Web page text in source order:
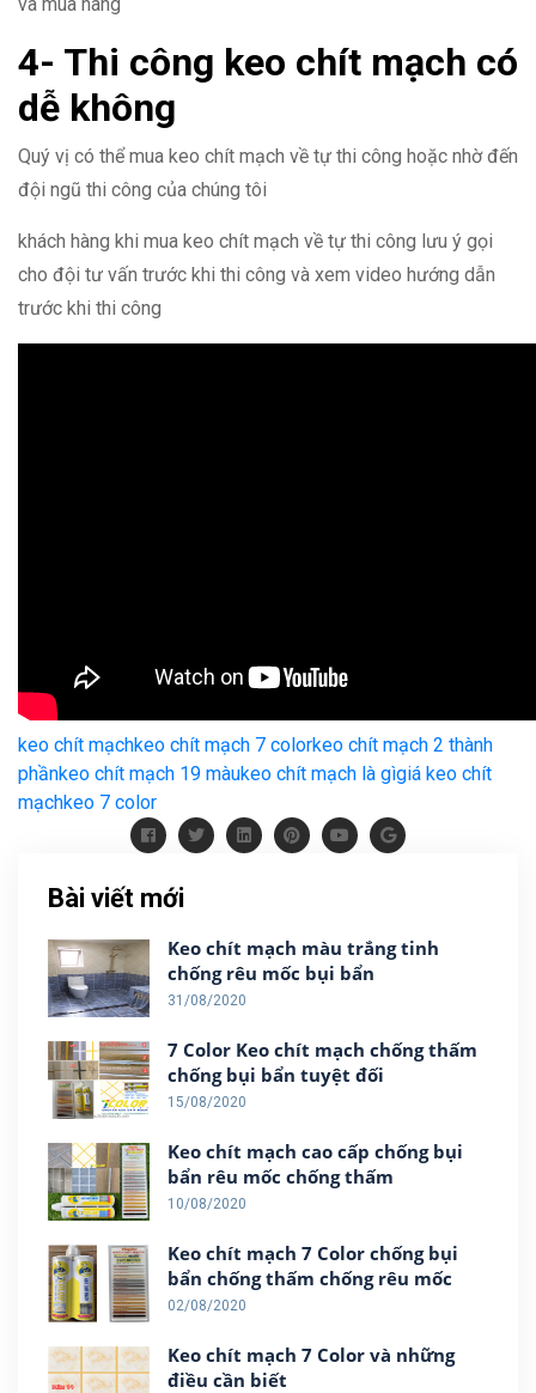
4- Thi công keo chít mạch có
dễ không
Quý vị có thể mua keo chít mạch về tự thi công hoặc nhờ đến
đội ngũ thi công của chúng tôi
khách hàng khi mua keo chít mạch về tự thi công lưu ý gọi
cho đội tư vấn trước khi thi công và xem video hướng dẫn
trước khi thi công
keo chít mạchkeo chít mạch 7 colorkeo chít mạch 2 thành
phầnkeo chít mạch 19 màukeo chít mạch là gìgiá keo chít
mạchkeo 7 color
Bài viết mới
Keo chít mạch màu trắng tinh
chống rêu mốc bụi bẩn
31/08/2020
7 Color Keo chít mạch chống thấm
chống bụi bẩn tuyệt đối
15/08/2020
Keo chít mạch cao cấp chống bụi
bẩn rêu mốc chống thấm
10/08/2020
Keo chít mạch 7 Color chống bụi
bẩn chống thấm chống rêu mốc
02/08/2020
Keo chít mạch 7 Color và những
điều cần biết